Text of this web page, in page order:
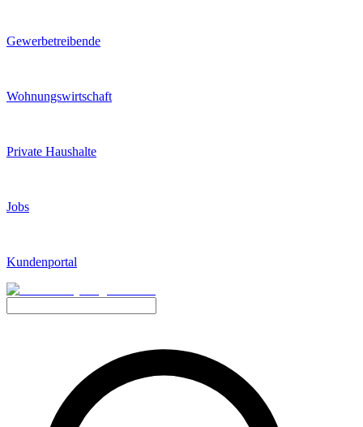
Gewerbetreibende
Wohnungswirtschaft
Private Haushalte
Jobs
Kundenportal